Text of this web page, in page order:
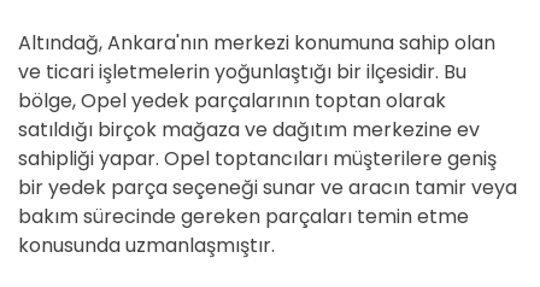
Altındağ, Ankara'nın merkezi konumuna sahip olan
ve ticari işletmelerin yoğunlaştığı bir ilçesidir. Bu
bölge, Opel yedek parçalarının toptan olarak
satıldığı birçok mağaza ve dağıtım merkezine ev
sahipliği yapar. Opel toptancıları müşterilere geniş
bir yedek parça seçeneği sunar ve aracın tamir veya
bakım sürecinde gereken parçaları temin etme
konusunda uzmanlaşmıştır.